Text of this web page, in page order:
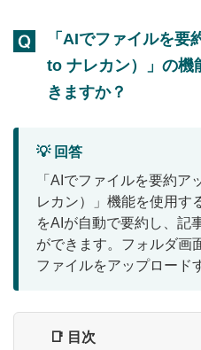
充実サポート
よくある質問
無料トライアル
ログイン
「AIでファイルを
to ナレカン）」の機
きますか？
💡 回答
「AIでファイルを要約ア
レカン）」機能を使用す
をAIが自動で要約し、記
ができます。フォルダ画
ファイルをアップロード
📑 目次